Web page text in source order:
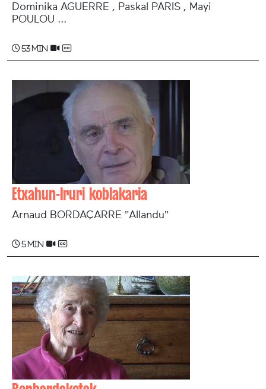
Dominika AGUERRE , Paskal PARIS , Mayi
POULOU ...
53 min
Etxahun-Iruri koblakaria
Arnaud BORDAÇARRE "Allandu"
5 min